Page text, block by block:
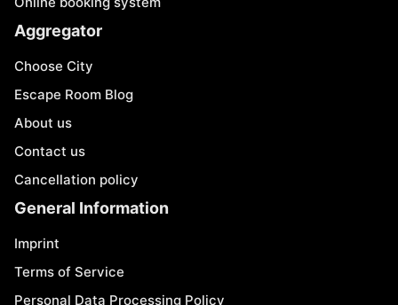
Aggregator
Choose City
Escape Room Blog
About us
Contact us
Cancellation policy
General Information
Imprint
Terms of Service
Personal Data Processing Policy